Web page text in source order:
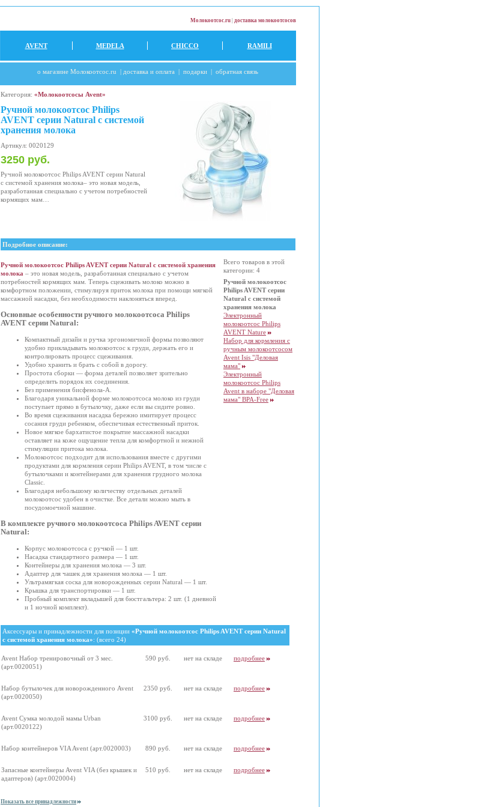
Молокоотсос.ru доставка молокоотсосов
AVENT MEDELA CHICCO RAMILI
о магазине Молокоотсос.ru | доставка и оплата | подарки | обратная связь
Категория: «Молокоотсосы Avent»
Ручной молокоотсос Philips
AVENT серии Natural с системой
хранения молока
Артикул: 0020129
3250 руб.
Ручной молокоотсос Philips AVENT серии Natural
с системой хранения молока– это новая модель,
разработанная специально с учетом потребностей
кормящих мам…
Подробное описание:
Ручной молокоотсос Philips AVENT серии Natural с системой хранения
молока – это новая модель, разработанная специально с учетом
потребностей кормящих мам. Теперь сцеживать молоко можно в
комфортном положении, стимулируя приток молока при помощи мягкой
массажной насадки, без необходимости наклоняться вперед.
Основные особенности ручного молокоотсоса Philips
AVENT серии Natural:
Компактный дизайн и ручка эргономичной формы позволяют
удобно прикладывать молокоотсос к груди, держать его и
контролировать процесс сцеживания.
Удобно хранить и брать с собой в дорогу.
Простота сборки — форма деталей позволяет зрительно
определить порядок их соединения.
Без применения бисфенола-А.
Благодаря уникальной форме молокоотсоса молоко из груди
поступает прямо в бутылочку, даже если вы сидите ровно.
Во время сцеживания насадка бережно имитирует процесс
сосания груди ребенком, обеспечивая естественный приток.
Новое мягкое бархатистое покрытие массажной насадки
оставляет на коже ощущение тепла для комфортной и нежной
стимуляции притока молока.
Молокоотсос подходит для использования вместе с другими
продуктами для кормления серии Philips AVENT, в том числе с
бутылочками и контейнерами для хранения грудного молока
Classic.
Благодаря небольшому количеству отдельных деталей
молокоотсос удобен в очистке. Все детали можно мыть в
посудомоечной машине.
В комплекте ручного молокоотсоса Philips AVENT серии
Natural:
Корпус молокоотсоса с ручкой — 1 шт.
Насадка стандартного размера — 1 шт.
Контейнеры для хранения молока — 3 шт.
Адаптер для чашек для хранения молока — 1 шт.
Ультрамягкая соска для новорожденных серии Natural — 1 шт.
Крышка для транспортировки — 1 шт.
Пробный комплект вкладышей для бюстгальтера: 2 шт. (1 дневной
и 1 ночной комплект).
Всего товаров в этой
категории: 4
Ручной молокоотсос
Philips AVENT серии
Natural с системой
хранения молока
Электронный
молокоотсос Philips
AVENT Nature
Набор для кормления с
ручным молокоотсосом
Avent Isis "Деловая
мама"
Электронный
молокоотсос Philips
Avent в наборе "Деловая
мама" BPA-Free
Аксессуары и принадлежности для позиции «Ручной молокоотсос Philips AVENT серии Natural
с системой хранения молока»: (всего 24)
Avent Набор тренировочный от 3 мес.
(арт.0020051)
590 руб. нет на складе подробнее
Набор бутылочек для новорожденного Avent
(арт.0020050)
2350 руб. нет на складе подробнее
Avent Сумка молодой мамы Urban
(арт.0020122)
3100 руб. нет на складе подробнее
Набор контейнеров VIA Avent (арт.0020003) 890 руб. нет на складе подробнее
Запасные контейнеры Avent VIA (без крышек и
адаптеров) (арт.0020004)
510 руб. нет на складе подробнее
Показать все принадлежности